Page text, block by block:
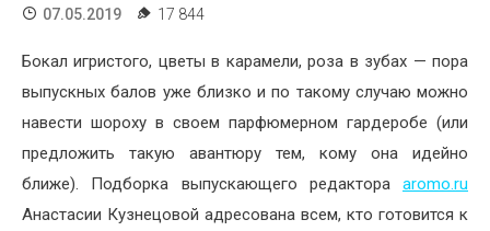
Красота
Недвижимость
07.05.2019 17 844
Бокал игристого, цветы в карамели, роза в зубах — пора
выпускных балов уже близко и по такому случаю можно
навести шороху в своем парфюмерном гардеробе (или
предложить такую авантюру тем, кому она идейно
ближе). Подборка выпускающего редактора aromo.ru
Анастасии Кузнецовой адресована всем, кто готовится к